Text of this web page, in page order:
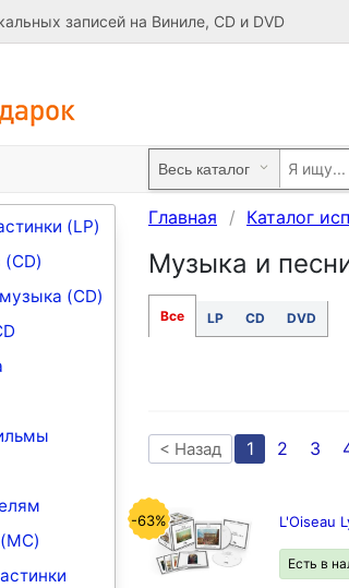
записей на Виниле, CD и DVD
(LP)
(CD)
Главная Каталог
Музыка и
Все LP CD DVD
< Назад 1 2 3
-63% L'Oiseau
Есть в